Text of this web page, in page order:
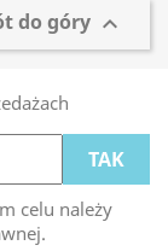
do góry 
celu należy